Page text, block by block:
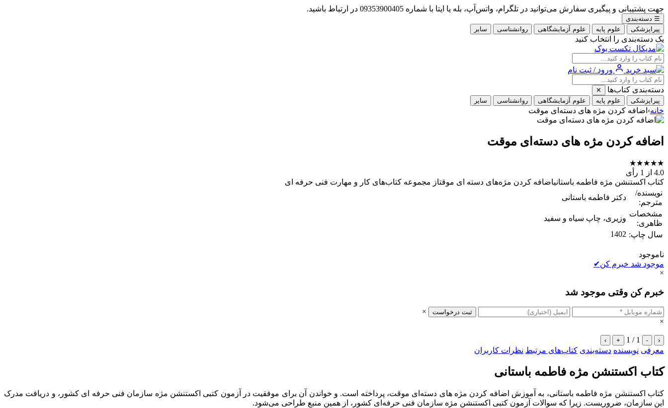
جهت پشتیبانی و پیگیری سفارش می‌توانید در تلگرام، واتس‌آپ، بله یا ایتا با شماره 09353900405 در ارتباط باشید.
☰ دسته‌بندی
پیراپزشکی
علوم پایه علوم آزمایشگاهی روانشناسی سایر
یک دسته‌بندی را انتخاب کنید
ورود / ثبت نام
دسته‌بندی کتاب‌ها
✕
پیراپزشکی
علوم پایه علوم آزمایشگاهی روانشناسی سایر
خانه› اضافه کردن مژه های دسته‌ای موقت
اضافه کردن مژه های دسته‌ای موقت
★
★
★
★
★
4.0 از 1 رأی
کتاب اکستنشن مژه فاطمه باستانیاضافه کردن مژه‌های دسته ای موقتاز مجموعه کتاب‌های کار و مهارت فنی حرفه ای
نویسنده/
مترجم:
دکتر فاطمه باستانی
مشخصات
ظاهری:
وزیری، چاپ سیاه و سفید
سال چاپ: 1402
ناموجود
موجود شد خبرم کن✔
×
خبرم کن وقتی موجود شد
ثبت درخواست
×
×
‹
-
1 / 1
+
›
معرفی نویسنده دسته‌بندی کتاب‌های مرتبط نظرات کاربران
کتاب اکستنشن مژه فاطمه باستانی
کتاب اکستنشن مژه فاطمه باستانی، به آموزش اضافه کردن مژه های دسته‌ای موقت، پرداخته است. و خواندن آن برای موفقیت در آزمون کتبی اکستنشن مژه سازمان فنی حرفه‌ ای کشور، و دریافت مدرک
این سازمان، ضروریست. زیرا که سوالات آزمون کتبی اکستنشن مژه سازمان فنی حرفه‌ای کشور، از همین منبع طراحی می‌شود.